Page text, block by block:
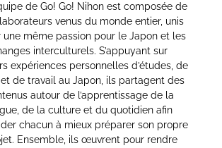
de Go! Go! Nihon est composée de
venus du monde entier, unis
une même passion pour le Japon et les
interculturels. S’appuyant sur
expériences personnelles d’études, de
de travail au Japon, ils partagent des
autour de l’apprentissage de la
de la culture et du quotidien afin
chacun à mieux préparer son propre
Ensemble, ils œuvrent pour rendre